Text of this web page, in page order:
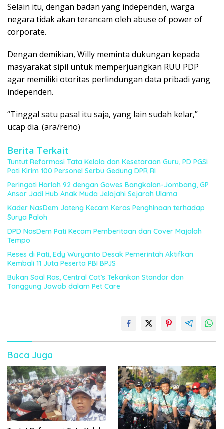
Selain itu, dengan badan yang independen, warga
negara tidak akan terancam oleh abuse of power of
corporate.
Dengan demikian, Willy meminta dukungan kepada
masyarakat sipil untuk memperjuangkan RUU PDP
agar memiliki otoritas perlindungan data pribadi yang
independen.
“Tinggal satu pasal itu saja, yang lain sudah kelar,”
ucap dia. (ara/reno)
Berita Terkait
Tuntut Reformasi Tata Kelola dan Kesetaraan Guru, PD PGSI
Pati Kirim 100 Personel Serbu Gedung DPR RI
Peringati Harlah 92 dengan Gowes Bangkalan-Jombang, GP
Ansor Jadi Hub Anak Muda Jelajahi Sejarah Ulama
Kader NasDem Jateng Kecam Keras Penghinaan terhadap
Surya Paloh
DPD NasDem Pati Kecam Pemberitaan dan Cover Majalah
Tempo
Reses di Pati, Edy Wuryanto Desak Pemerintah Aktifkan
Kembali 11 Juta Peserta PBI BPJS
Bukan Soal Ras, Central Cat’s Tekankan Standar dan
Tanggung Jawab dalam Pet Care
Baca Juga